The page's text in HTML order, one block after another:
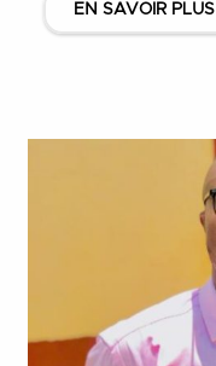
EN SAVOIR PLUS